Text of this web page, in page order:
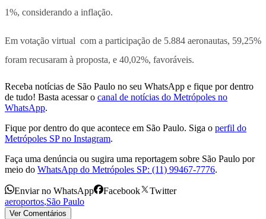
1%, considerando a inflação.
Em votação virtual com a participação de 5.884 aeronautas, 59,25%
foram recusaram à proposta, e 40,02%, favoráveis.
Receba notícias de São Paulo no seu WhatsApp e fique por dentro
de tudo! Basta acessar o canal de notícias do Metrópoles no
WhatsApp.
Fique por dentro do que acontece em São Paulo. Siga o perfil do
Metrópoles SP no Instagram.
Faça uma denúncia ou sugira uma reportagem sobre São Paulo por
meio do WhatsApp do Metrópoles SP: (11) 99467-7776.
Enviar no WhatsApp Facebook
Twitter
aeroportos,São Paulo
Ver Comentários